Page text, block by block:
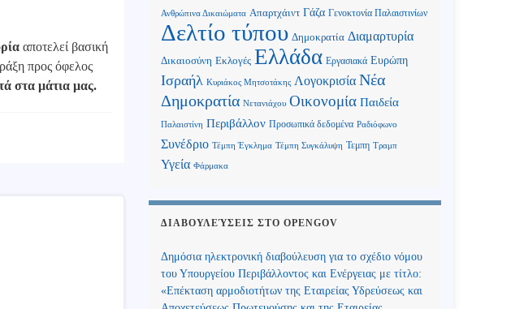
αποτελεί βασική
προς όφελος
στα μάτια μας.
Ανθρώπινα Δικαιώματα Απαρτχάιντ Γάζα Γενοκτονία Παλαιστινίων
Δελτίο τύπου Δημοκρατία Διαμαρτυρία
Δικαιοσύνη Εκλογές Ελλάδα Εργασιακά Ευρώπη
Ισραήλ Κυριάκος Μητσοτάκης Λογοκρισία Νέα
Δημοκρατία Νετανιάχου Οικονομία Παιδεία
Παλαιστίνη Περιβάλλον Προσωπικά δεδομένα Ραδιόφωνο
Συνέδριο Τέμπη Έγκλημα Τέμπη Συγκάλυψη Τεμπη Τραμπ
Υγεία Φάρμακα
ΔΙΑΒΟΥΛΕΎΣΕΙΣ ΣΤΟ OPENGOV
Δημόσια ηλεκτρονική διαβούλευση για το σχέδιο νόμου
του Υπουργείου Περιβάλλοντος και Ενέργειας με τίτλο:
«Επέκταση αρμοδιοτήτων της Εταιρείας Υδρεύσεως και